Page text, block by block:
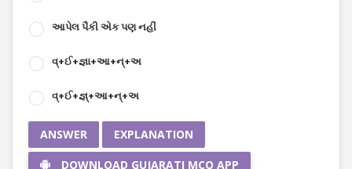
આપેલ પૈકી એક પણ નહીં
વ્+ઈ+જ્ઞા+આ+ન્+અ
વ્+ઈ+જ્ઞ્+આ+ન્+અ
ANSWER EXPLANATION
DOWNLOAD GUJARATI MCQ APP